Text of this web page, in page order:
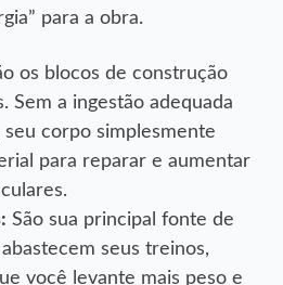
para a obra.
os blocos de construção
Sem a ingestão adequada
corpo simplesmente
para reparar e aumentar
São sua principal fonte de
seus treinos,
você levante mais peso e